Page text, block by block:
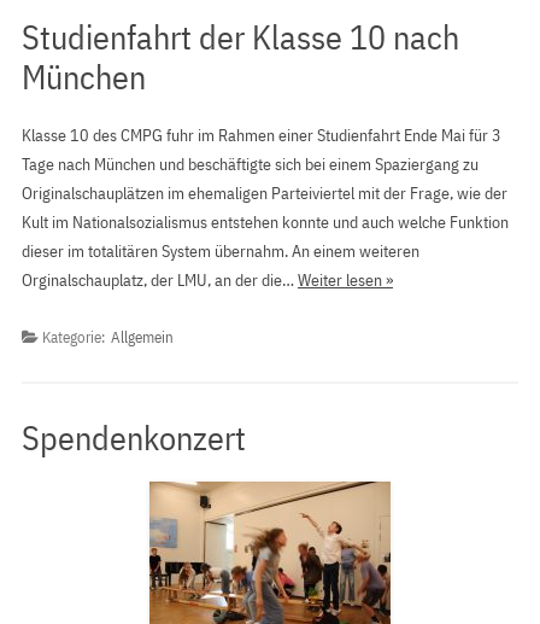
Studienfahrt der Klasse 10 nach
München
Klasse 10 des CMPG fuhr im Rahmen einer Studienfahrt Ende Mai für 3
Tage nach München und beschäftigte sich bei einem Spaziergang zu
Originalschauplätzen im ehemaligen Parteiviertel mit der Frage, wie der
Kult im Nationalsozialismus entstehen konnte und auch welche Funktion
dieser im totalitären System übernahm. An einem weiteren
Orginalschauplatz, der LMU, an der die…Weiter lesen »
Kategorie: Allgemein
Spendenkonzert